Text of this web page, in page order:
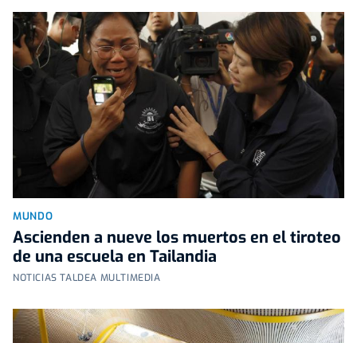
MUNDO
Ascienden a nueve los muertos en el tiroteo
de una escuela en Tailandia
NOTICIAS TALDEA MULTIMEDIA